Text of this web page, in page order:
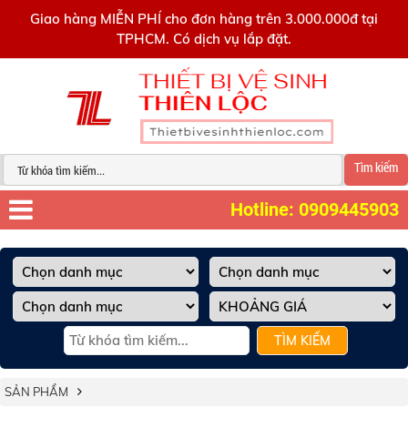
Giao hàng MIỄN PHÍ cho đơn hàng trên 3.000.000đ tại
TPHCM. Có dịch vụ lắp đặt.
Tìm kiếm
Hotline: 0909445903
TÌM KIẾM
SẢN PHẨM
0909445903